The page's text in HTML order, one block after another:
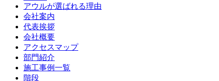
アウルが選ばれる理由
会社案内
代表挨拶
会社概要
アクセスマップ
部門紹介
施工事例一覧
階段